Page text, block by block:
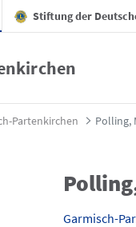
Stiftung der
Einrichtung -
Partenkirchen Polling,
Garmisch-